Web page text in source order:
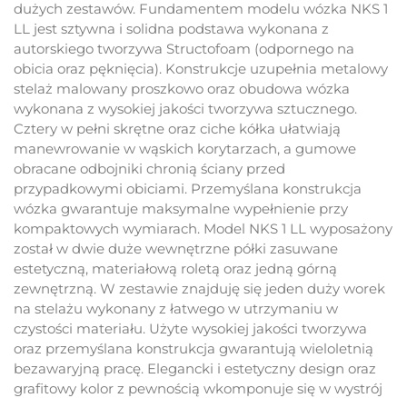
dużych zestawów. Fundamentem modelu wózka NKS 1
LL jest sztywna i solidna podstawa wykonana z
autorskiego tworzywa Structofoam (odpornego na
obicia oraz pęknięcia). Konstrukcje uzupełnia metalowy
stelaż malowany proszkowo oraz obudowa wózka
wykonana z wysokiej jakości tworzywa sztucznego.
Cztery w pełni skrętne oraz ciche kółka ułatwiają
manewrowanie w wąskich korytarzach, a gumowe
obracane odbojniki chronią ściany przed
przypadkowymi obiciami. Przemyślana konstrukcja
wózka gwarantuje maksymalne wypełnienie przy
kompaktowych wymiarach. Model NKS 1 LL wyposażony
został w dwie duże wewnętrzne półki zasuwane
estetyczną, materiałową roletą oraz jedną górną
zewnętrzną. W zestawie znajduję się jeden duży worek
na stelażu wykonany z łatwego w utrzymaniu w
czystości materiału. Użyte wysokiej jakości tworzywa
oraz przemyślana konstrukcja gwarantują wieloletnią
bezawaryjną pracę. Elegancki i estetyczny design oraz
grafitowy kolor z pewnością wkomponuje się w wystrój